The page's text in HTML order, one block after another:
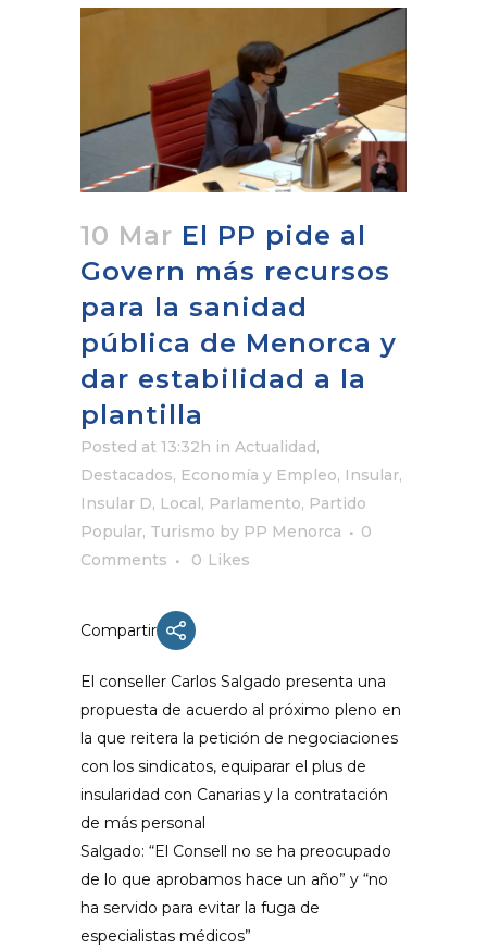
10 Mar El PP pide al
Govern más recursos
para la sanidad
pública de Menorca y
dar estabilidad a la
plantilla
Posted at 13:32h in Actualidad,
Destacados, Economía y Empleo, Insular,
Insular D, Local, Parlamento, Partido
Popular, Turismo by PP Menorca
0
Comments
0 Likes
Compartir
El conseller Carlos Salgado presenta una
propuesta de acuerdo al próximo pleno en
la que reitera la petición de negociaciones
con los sindicatos, equiparar el plus de
insularidad con Canarias y la contratación
de más personal
Salgado: “El Consell no se ha preocupado
de lo que aprobamos hace un año” y “no
ha servido para evitar la fuga de
especialistas médicos”